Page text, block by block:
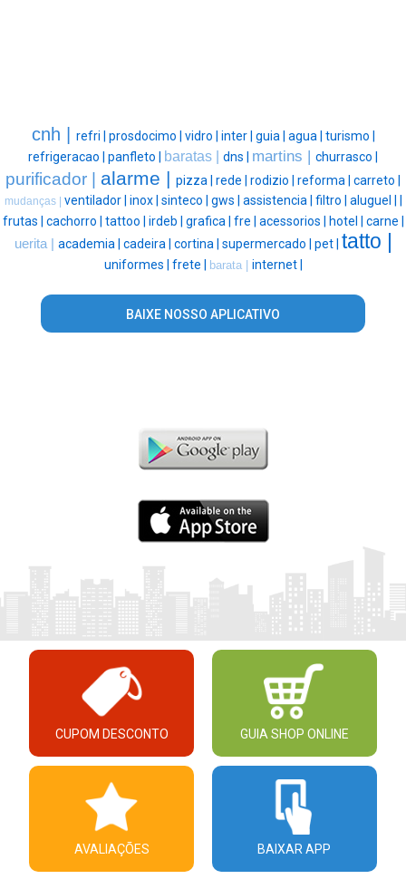
cnh | refri | prosdocimo | vidro | inter | guia | agua | turismo |
refrigeracao | panfleto | baratas | dns | martins | churrasco |
purificador | alarme | pizza | rede | rodizio | reforma | carreto |
mudanças | ventilador | inox | sinteco | gws | assistencia | filtro | aluguel |
frutas | cachorro | tattoo | irdeb | grafica | fre | acessorios | hotel | carne |
uerita | academia | cadeira | cortina | supermercado | pet | tatto |
uniformes | frete | barata | internet |
BAIXE NOSSO APLICATIVO
CUPOM DESCONTO GUIA SHOP ONLINE
AVALIAÇÕES BAIXAR APP